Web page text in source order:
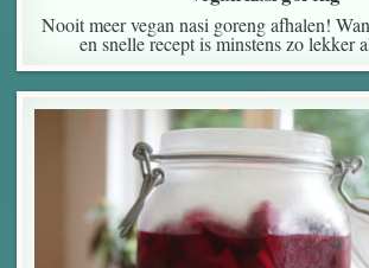
Nooit meer vegan nasi goreng afhalen!
en snelle recept is minstens zo lekker